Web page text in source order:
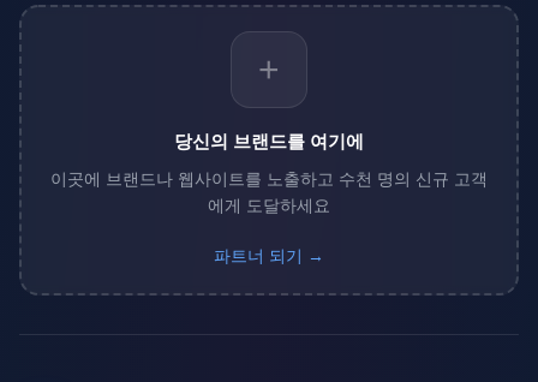
+
당신의 브랜드를 여기에
이곳에 브랜드나 웹사이트를 노출하고 수천 명의 신규 고객
에게 도달하세요
파트너 되기 →